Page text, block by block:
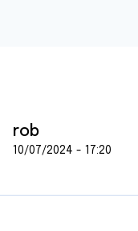
rob
10/07/2024 - 17:20